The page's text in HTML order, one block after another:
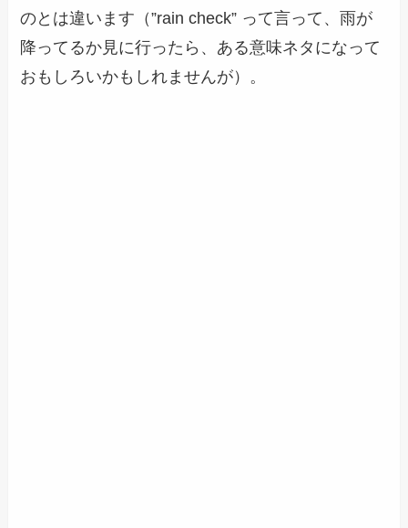
のとは違います（”rain check” って言って、雨が
降ってるか見に行ったら、ある意味ネタになって
おもしろいかもしれませんが）。